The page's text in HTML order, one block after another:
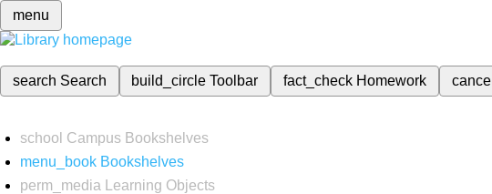
menu
search Search build_circleToolbar fact_check Homework cancel
school Campus Bookshelves
menu_book Bookshelves
perm_media
Learning Objects